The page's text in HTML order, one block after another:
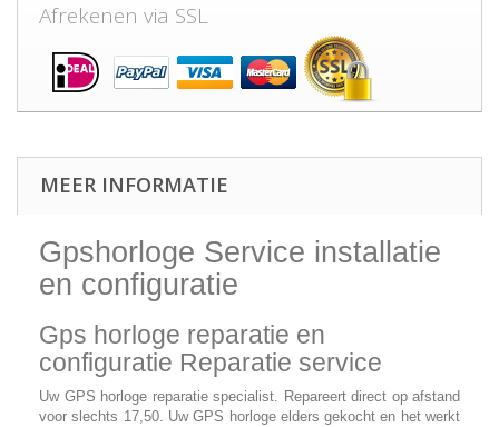
Afrekenen via SSL
MEER INFORMATIE
Gpshorloge Service installatie
en configuratie
Gps horloge reparatie en
configuratie Reparatie service
Uw GPS horloge reparatie specialist. Repareert direct op afstand
voor slechts 17,50. Uw GPS horloge elders gekocht en het werkt